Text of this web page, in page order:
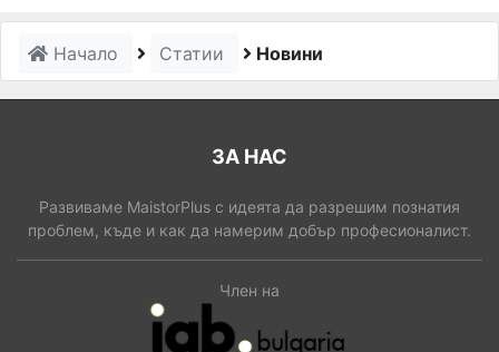
Начало Статии Новини
ЗА НАС
Развиваме MaistorPlus с идеята да разрешим познатия
проблем, къде и как да намерим добър професионалист.
Член на